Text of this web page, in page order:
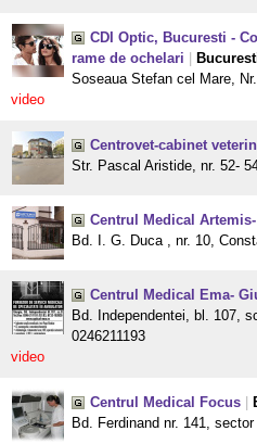
CDI Optic, Bucuresti -
rame de ochelari
Soseaua Stefan cel Mare,
video
Centrovet-cabinet
Str. Pascal Aristide, nr. 52-
Centrul Medical
Bd. I. G. Duca , nr. 10,
Centrul Medical Ema-
Bd. Independentei, bl. 107,
0246211193
video
Centrul Medical Focus
Bd. Ferdinand nr. 141,